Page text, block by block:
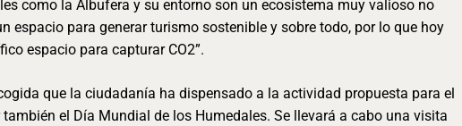
como la Albufera y su entorno son un ecosistema muy valioso no
espacio para generar turismo sostenible y sobre todo, por lo que hoy
espacio para capturar CO2”.
que la ciudadanía ha dispensado a la actividad propuesta para el
el Día Mundial de los Humedales. Se llevará a cabo una visita